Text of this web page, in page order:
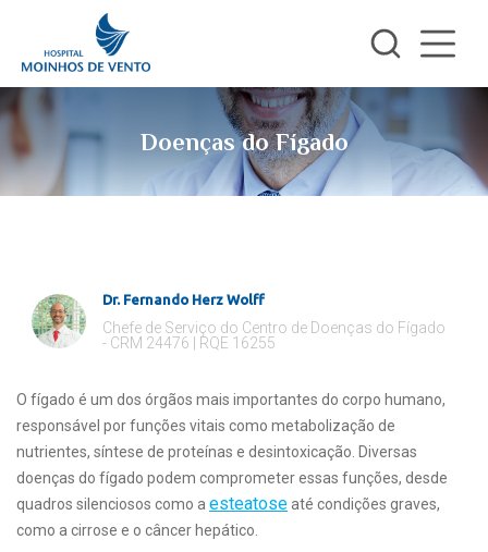
Doenças do Fígado
Dr. Fernando Herz Wolff
Chefe de Serviço do Centro de Doenças do Fígado
- CRM 24476 | RQE 16255
O fígado é um dos órgãos mais importantes do corpo humano,
responsável por funções vitais como metabolização de
nutrientes, síntese de proteínas e desintoxicação. Diversas
doenças do fígado podem comprometer essas funções, desde
quadros silenciosos como a esteatose até condições graves,
como a cirrose e o câncer hepático.